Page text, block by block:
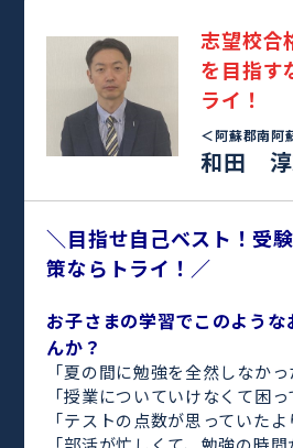
志望校合
を目指す
ライ！
＜阿蘇郡南阿
和田
＼目指せ自己ベスト！受
策ならトライ！／
お子さまの学習でこのような
んか？
「夏の間に勉強を全然しなかっ
「授業についていけなくて困っ
「テストの点数が思っていたよ